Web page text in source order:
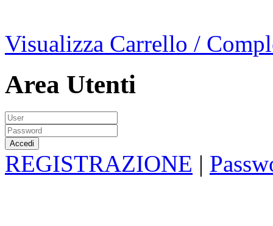
Visualizza Carrello /
Area Utenti
REGISTRAZIONE |